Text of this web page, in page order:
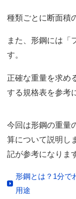
種類ごとに断面積
また、形鋼には「
す。
正確な重量を求め
する規格表を参考
今回は形鋼の重量
算について説明し
記が参考になりま
形鋼とは？1分で
用途